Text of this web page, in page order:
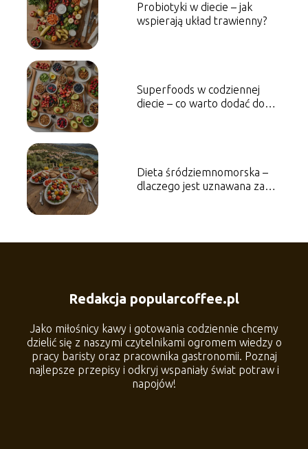
Probiotyki w diecie – jak
wspierają układ trawienny?
Superfoods w codziennej
diecie – co warto dodać do
Dieta śródziemnomorska –
dlaczego jest uznawana za
Redakcja popularcoffee.pl
Jako miłośnicy kawy i gotowania codziennie chcemy
dzielić się z naszymi czytelnikami ogromem wiedzy o
pracy baristy oraz pracownika gastronomii. Poznaj
najlepsze przepisy i odkryj wspaniały świat potraw i
napojów!